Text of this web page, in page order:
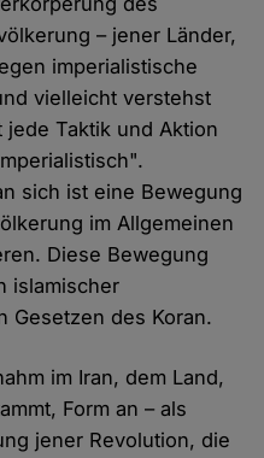
– jener Länder,
imperialistische
vielleicht verstehst
Taktik und Aktion
sich ist eine Bewegung
im Allgemeinen
Diese Bewegung
islamischer
Gesetzen des Koran.
im Iran, dem Land,
Form an – als
jener Revolution, die